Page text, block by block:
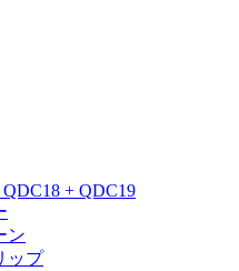
+ QDC19
ン
ップ